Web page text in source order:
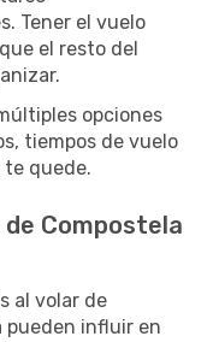
Tener el vuelo
el resto del
opciones
tiempos de vuelo
te quede.
Compostela
al volar de
pueden influir en